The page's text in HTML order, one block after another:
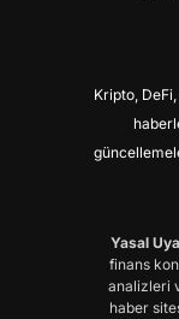
Kripto,
Yasal
finans
analizleri
haber